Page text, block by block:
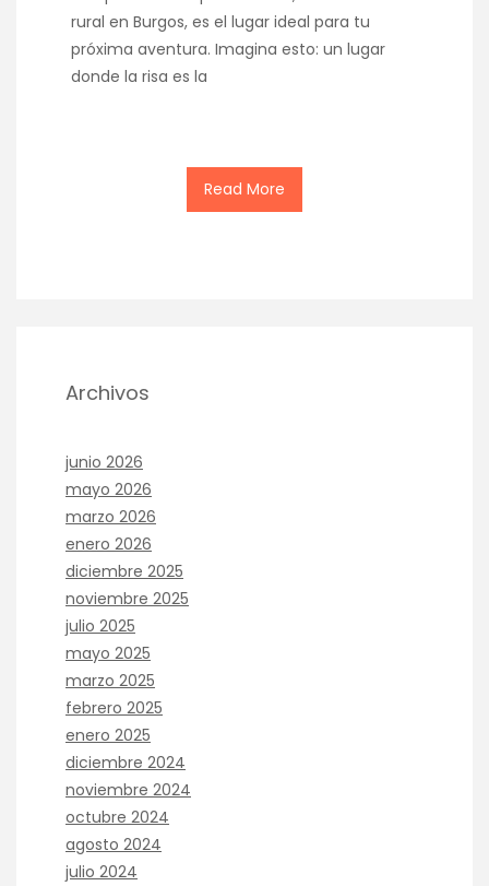
rural en Burgos, es el lugar ideal para tu
próxima aventura. Imagina esto: un lugar
donde la risa es la
Read More
Archivos
junio 2026
mayo 2026
marzo 2026
enero 2026
diciembre 2025
noviembre 2025
julio 2025
mayo 2025
marzo 2025
febrero 2025
enero 2025
diciembre 2024
noviembre 2024
octubre 2024
agosto 2024
julio 2024